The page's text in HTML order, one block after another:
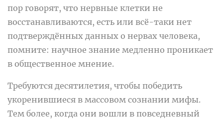
пор говорят, что нервные клетки не
восстанавливаются, есть или всё-таки нет
подтверждённых данных о нервах человека,
помните: научное знание медленно проникает
в общественное мнение.
Требуются десятилетия, чтобы победить
укоренившиеся в массовом сознании мифы.
Тем более, когда они вошли в повседневный